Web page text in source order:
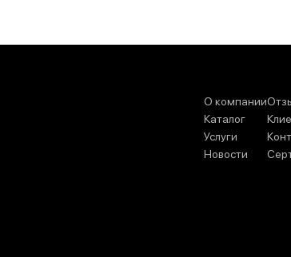
О компании
Каталог
Услуги
Новости